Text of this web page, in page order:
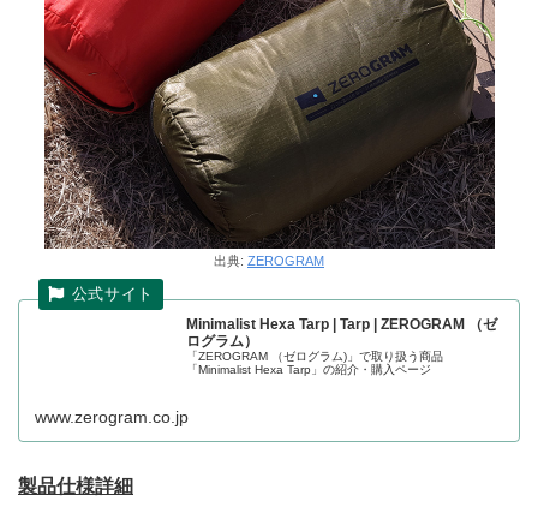
出典: ZEROGRAM
Minimalist Hexa Tarp | Tarp | ZEROGRAM （ゼ
ログラム）
「ZEROGRAM （ゼログラム)」で取り扱う商品
「Minimalist Hexa Tarp」の紹介・購入ページ
www.zerogram.co.jp
製品仕様詳細